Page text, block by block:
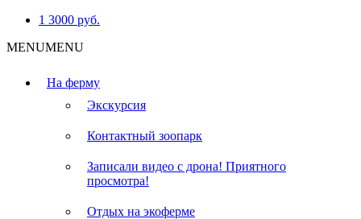
1 3000 руб.
MENUMENU
На ферму
Экскурсия
Контактный зоопарк
Записали видео с дрона! Приятного
просмотра!
Отдых на экоферме